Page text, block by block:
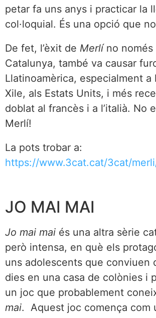
petar fa uns anys i practicar la
col·loquial. És una opció que
De fet, l’èxit de Merlíno només
Catalunya, també va causar
Llatinoamèrica, especialment a
Xile, als Estats Units, i més
doblat al francès i a l’italià. No
Merlí!
La pots trobar a:
https://www.3cat.cat/3cat/
JO MAI MAI
Jo mai mai és una altra sèrie
però intensa, en què els
uns adolescents que conviuen
dies en una casa de colònies i
un joc que probablement
mai. Aquest joc comença com